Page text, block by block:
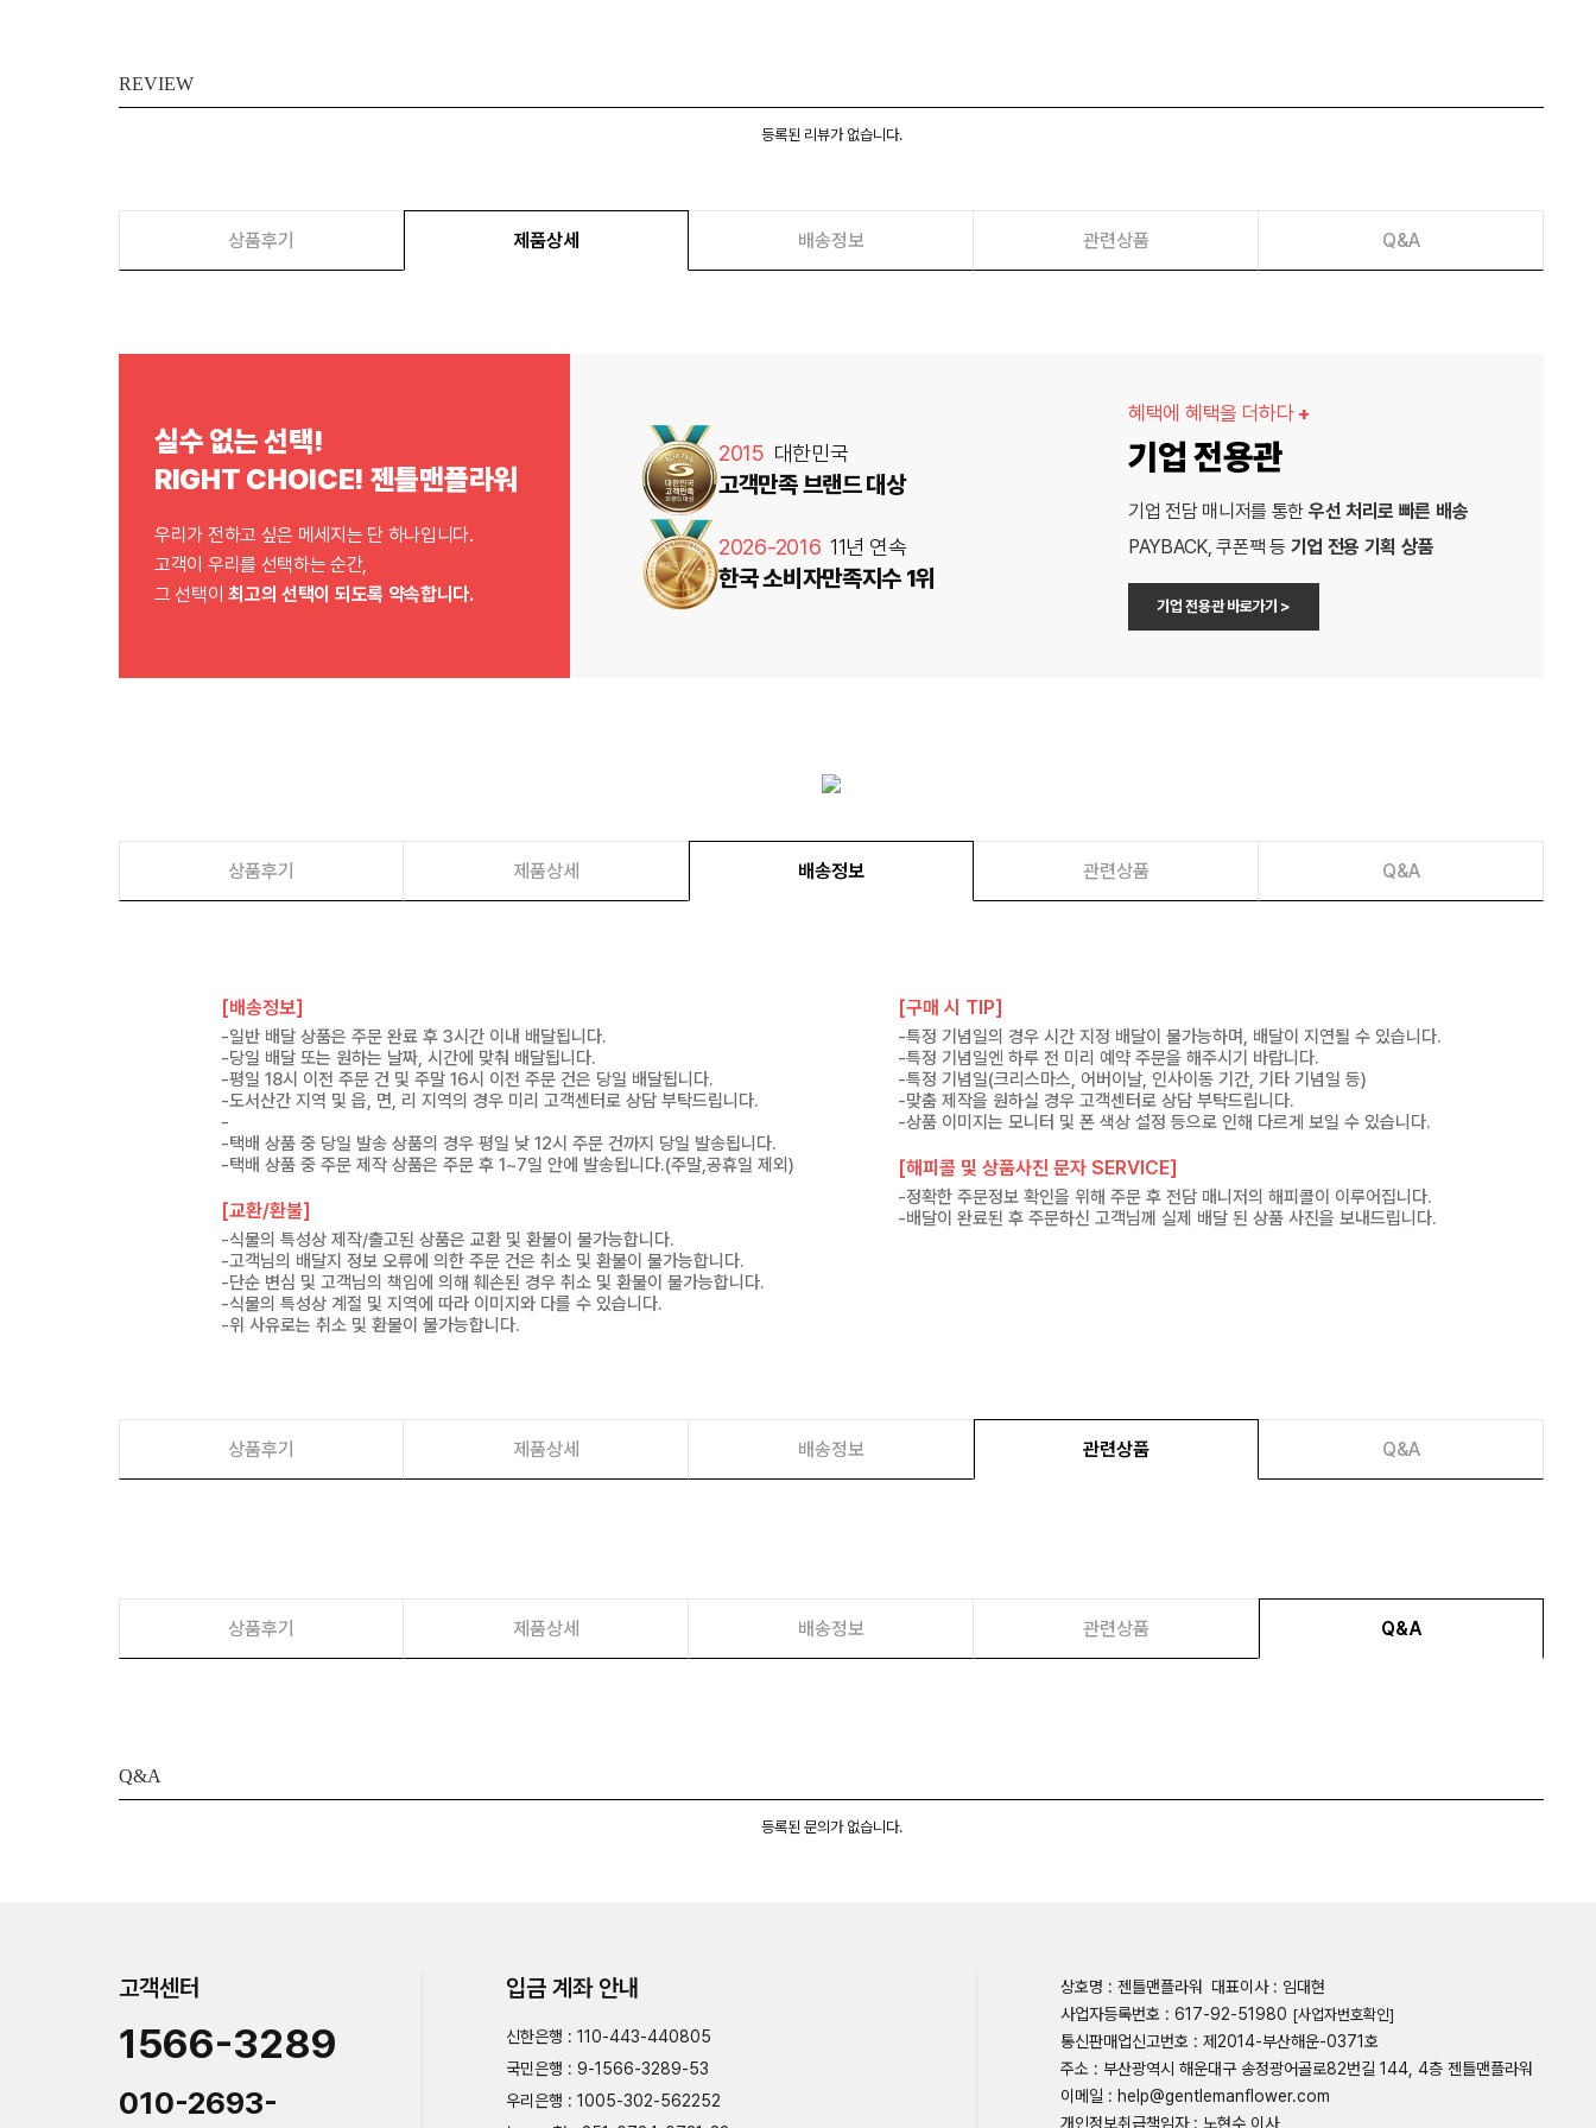
REVIEW
등록된 리뷰가 없습니다.
상품후기 제품상세 배송정보 관련상품 Q&A
실수 없는 선택!
RIGHT CHOICE! 젠틀맨플라워
우리가 전하고 싶은 메세지는 단 하나입니다.
고객이 우리를 선택하는 순간,
그 선택이최고의 선택이 되도록 약속합니다.
2015 대한민국
고객만족 브랜드 대상
2026-2016 11년 연속
한국 소비자만족지수 1위
혜택에 혜택을 더하다 +
기업 전용관
기업 전담 매니저를 통한 우선 처리로 빠른 배송
PAYBACK, 쿠폰팩 등 기업 전용 기획 상품
기업 전용관 바로가기 >
상품후기 제품상세 배송정보 관련상품 Q&A
[배송정보]
-일반 배달 상품은 주문 완료 후 3시간 이내 배달됩니다.
-당일 배달 또는 원하는 날짜, 시간에 맞춰 배달됩니다.
-평일 18시 이전 주문 건 및 주말 16시 이전 주문 건은 당일 배달됩니다.
-도서산간 지역 및 읍, 면, 리 지역의 경우 미리 고객센터로 상담 부탁드립니다.
-
-택배 상품 중 당일 발송 상품의 경우 평일 낮 12시 주문 건까지 당일 발송됩니다.
-택배 상품 중 주문 제작 상품은 주문 후 1~7일 안에 발송됩니다.(주말,공휴일 제외)
[교환/환불]
-식물의 특성상 제작/출고된 상품은 교환 및 환불이 불가능합니다.
-고객님의 배달지 정보 오류에 의한 주문 건은 취소 및 환불이 불가능합니다.
-단순 변심 및 고객님의 책임에 의해 훼손된 경우 취소 및 환불이 불가능합니다.
-식물의 특성상 계절 및 지역에 따라 이미지와 다를 수 있습니다.
-위 사유로는 취소 및 환불이 불가능합니다.
[구매 시 TIP]
-특정 기념일의 경우 시간 지정 배달이 불가능하며, 배달이 지연될 수 있습니다.
-특정 기념일엔 하루 전 미리 예약 주문을 해주시기 바랍니다.
-특정 기념일(크리스마스, 어버이날, 인사이동 기간, 기타 기념일 등)
-맞춤 제작을 원하실 경우 고객센터로 상담 부탁드립니다.
-상품 이미지는 모니터 및 폰 색상 설정 등으로 인해 다르게 보일 수 있습니다.
[해피콜 및 상품사진 문자 SERVICE]
-정확한 주문정보 확인을 위해 주문 후 전담 매니저의 해피콜이 이루어집니다.
-배달이 완료된 후 주문하신 고객님께 실제 배달 된 상품 사진을 보내드립니다.
상품후기 제품상세 배송정보 관련상품 Q&A
상품후기 제품상세 배송정보 관련상품 Q&A
Q&A
등록된 문의가 없습니다.
고객센터
1566-3289
010-2693-
입금 계좌 안내
신한은행 : 110-443-440805
국민은행 : 9-1566-3289-53
우리은행 : 1005-302-562252
상호명 : 젠틀맨플라워 대표이사 : 임대현
사업자등록번호 : 617-92-51980 [사업자번호확인]
통신판매업신고번호 : 제2014-부산해운-0371호
주소 : 부산광역시 해운대구 송정광어골로82번길 144, 4층 젠틀맨플라워
이메일 : help@gentlemanflower.com
개인정보취급책임자 : 노현수 이사